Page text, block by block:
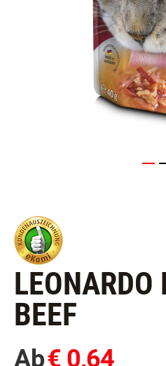
LEONARDO
BEEF
Ab€ 0,64